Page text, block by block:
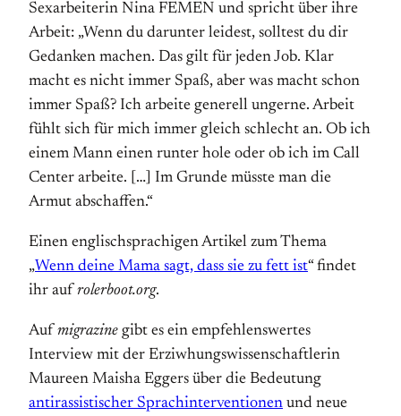
Sexarbeiterin Nina FEMEN und spricht über ihre
Arbeit: „Wenn du darunter leidest, solltest du dir
Gedanken machen. Das gilt für jeden Job. Klar
macht es nicht immer Spaß, aber was macht schon
immer Spaß? Ich arbeite generell ungerne. Arbeit
fühlt sich für mich immer gleich schlecht an. Ob ich
einem Mann einen runter hole oder ob ich im Call
Center arbeite. […] Im Grunde müsste man die
Armut abschaffen.“
Einen englischsprachigen Artikel zum Thema
„Wenn deine Mama sagt, dass sie zu fett ist“ findet
ihr auf rolerboot.org.
Auf migrazine gibt es ein empfehlenswertes
Interview mit der Erziwhungswissenschaftlerin
Maureen Maisha Eggers über die Bedeutung
antirassistischer Sprachinterventionen und neue